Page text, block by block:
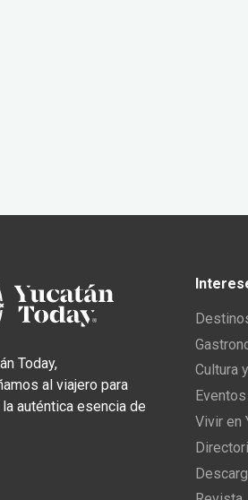
Today,
al viajero para
auténtica esencia de
Cultura
Vivir en